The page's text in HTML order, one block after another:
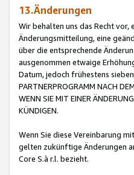
13.Änderungen
Wir behalten uns das Recht
Änderungsmitteilung, eine
über die entsprechende
ausgenommen etwaige
Datum, jedoch frühestens
PARTNERPROGRAMM NACH
WENN SIE MIT EINER
KÜNDIGEN.
Wenn Sie diese Vereinbarung
gelten zukünftige Änderungen
Core S.à r.l. bezieht.